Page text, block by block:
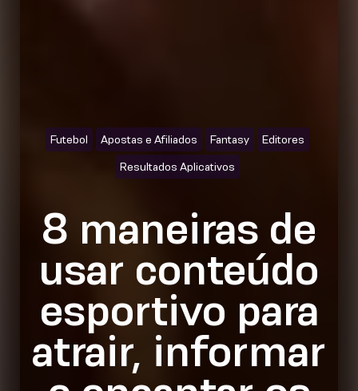
Futebol Apostas e Afiliados Fantasy Editores
Resultados Aplicativos
8 maneiras de
usar conteúdo
esportivo para
atrair, informar